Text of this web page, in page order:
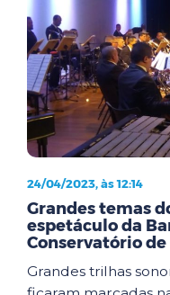
24/04/2023, às 12:14
Grandes temas
espetáculo da
Conservatório
Grandes trilhas